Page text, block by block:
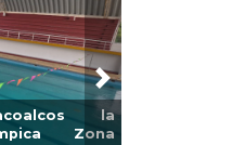
Aplicará CMAS el
Tandeo durante agosto
Next